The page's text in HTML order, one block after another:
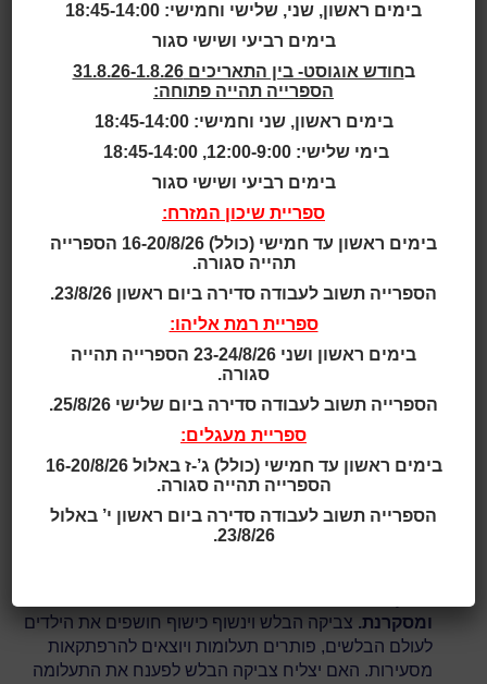
התרנגולת
שעות סיפור
גילאי 2 - 4
גילאי 3 - 5
ומסקרנת. צביקה הבלש וינשוף כישוף חושפים את הילדים
לעולם הבלשים, פותרים תעלומות ויוצאים להרפתקאות
מסעירות. האם יצליח צביקה הבלש לפענח את התעלומה
בימים ראשון, שני, שלישי וחמישי: 18:45-14:00
בימים רביעי ושישי סגור
ב
חודש אוגוסט- בין התאריכים 31.8.26-1.8.26
הספרייה תהייה פתוחה:
בימים ראשון, שני וחמישי: 18:45-14:00
בימי שלישי: 12:00-9:00, 18:45-14:00
בימים רביעי ושישי סגור
ספריית שיכון המזרח:
בימים ראשון עד חמישי (כולל) 16-20/8/26 הספרייה
תהייה סגורה.
הספרייה תשוב לעבודה סדירה ביום ראשון 23/8/26.
ספריית רמת אליהו:
בימים ראשון ושני 23-24/8/26 הספרייה תהייה
סגורה.
הספרייה תשוב לעבודה סדירה ביום שלישי 25/8/26.
ספריית מעגלים:
בימים ראשון עד חמישי (כולל) ג’-ז באלול 16-20/8/26
הספרייה תהייה סגורה.
הספרייה תשוב לעבודה סדירה ביום ראשון י’ באלול
23/8/26.